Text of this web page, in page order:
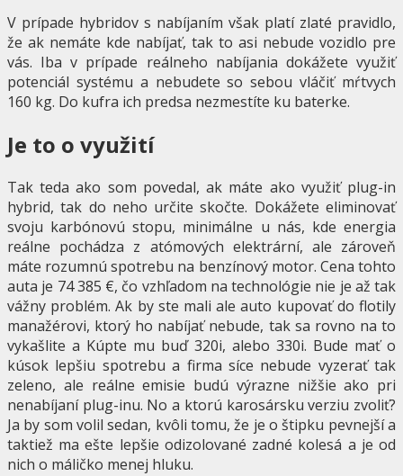
V prípade hybridov s nabíjaním však platí zlaté pravidlo,
že ak nemáte kde nabíjať, tak to asi nebude vozidlo pre
vás. Iba v prípade reálneho nabíjania dokážete využiť
potenciál systému a nebudete so sebou vláčiť mŕtvych
160 kg. Do kufra ich predsa nezmestíte ku baterke.
Je to o využití
Tak teda ako som povedal, ak máte ako využiť plug-in
hybrid, tak do neho určite skočte. Dokážete eliminovať
svoju karbónovú stopu, minimálne u nás, kde energia
reálne pochádza z atómových elektrární, ale zároveň
máte rozumnú spotrebu na benzínový motor. Cena tohto
auta je 74 385 €, čo vzhľadom na technológie nie je až tak
vážny problém. Ak by ste mali ale auto kupovať do flotily
manažérovi, ktorý ho nabíjať nebude, tak sa rovno na to
vykašlite a Kúpte mu buď 320i, alebo 330i. Bude mať o
kúsok lepšiu spotrebu a firma síce nebude vyzerať tak
zeleno, ale reálne emisie budú výrazne nižšie ako pri
nenabíjaní plug-inu. No a ktorú karosársku verziu zvoliť?
Ja by som volil sedan, kvôli tomu, že je o štipku pevnejší a
taktiež ma ešte lepšie odizolované zadné kolesá a je od
nich o máličko menej hluku.